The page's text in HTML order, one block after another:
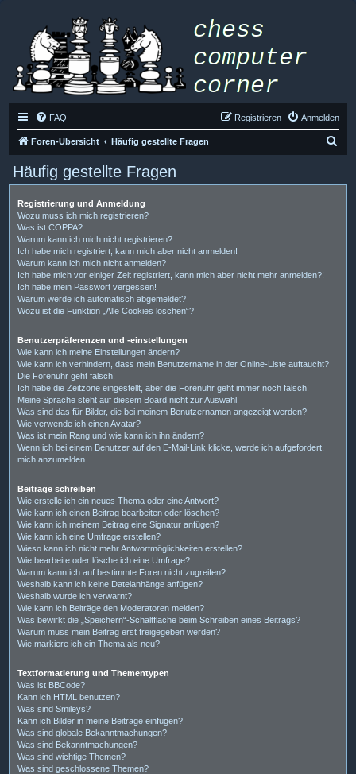
FAQ Anmelden
Registrieren
Foren-Übersicht Häufig gestellte Fragen
Häufig gestellte Fragen
Registrierung und Anmeldung
Wozu muss ich mich registrieren?
Was ist COPPA?
Warum kann ich mich nicht registrieren?
Ich habe mich registriert, kann mich aber nicht anmelden!
Warum kann ich mich nicht anmelden?
Ich habe mich vor einiger Zeit registriert, kann mich aber nicht mehr anmelden?!
Ich habe mein Passwort vergessen!
Warum werde ich automatisch abgemeldet?
Wozu ist die Funktion „Alle Cookies löschen“?
Benutzerpräferenzen und -einstellungen
Wie kann ich meine Einstellungen ändern?
Wie kann ich verhindern, dass mein Benutzername in der Online-Liste auftaucht?
Die Forenuhr geht falsch!
Ich habe die Zeitzone eingestellt, aber die Forenuhr geht immer noch falsch!
Meine Sprache steht auf diesem Board nicht zur Auswahl!
Was sind das für Bilder, die bei meinem Benutzernamen angezeigt werden?
Wie verwende ich einen Avatar?
Was ist mein Rang und wie kann ich ihn ändern?
Wenn ich bei einem Benutzer auf den E-Mail-Link klicke, werde ich aufgefordert,
mich anzumelden.
Beiträge schreiben
Wie erstelle ich ein neues Thema oder eine Antwort?
Wie kann ich einen Beitrag bearbeiten oder löschen?
Wie kann ich meinem Beitrag eine Signatur anfügen?
Wie kann ich eine Umfrage erstellen?
Wieso kann ich nicht mehr Antwortmöglichkeiten erstellen?
Wie bearbeite oder lösche ich eine Umfrage?
Warum kann ich auf bestimmte Foren nicht zugreifen?
Weshalb kann ich keine Dateianhänge anfügen?
Weshalb wurde ich verwarnt?
Wie kann ich Beiträge den Moderatoren melden?
Was bewirkt die „Speichern“-Schaltfläche beim Schreiben eines Beitrags?
Warum muss mein Beitrag erst freigegeben werden?
Wie markiere ich ein Thema als neu?
Textformatierung und Thementypen
Was ist BBCode?
Kann ich HTML benutzen?
Was sind Smileys?
Kann ich Bilder in meine Beiträge einfügen?
Was sind globale Bekanntmachungen?
Was sind Bekanntmachungen?
Was sind wichtige Themen?
Was sind geschlossene Themen?